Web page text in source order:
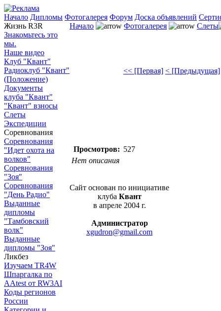
Начало Дипломы Фотогалерея Форум Доска объявлений
Жизнь R3R
Знакомьтесь это
мы.
Наше видео
Клуб "Квант"
Радиоклуб "Квант"
(Положение)
Документы
клуба "Квант"
"Квант" взносы
Слеты
Экспедиции
Соревнования
Соревнования
"Идет охота на
волков"
Соревнования
"Зоя"
Соревнования
"День Радио"
Выданные
дипломы
"Тамбовский
волк"
Выданные
дипломы "Зоя"
Ликбез
Изучаем TR4W
Шпаргалка по
AAtest от RW3AI
Коды регионов
России
Начало Фотогалерея Слеты
<< [Первая] < [Предыдущая]
Просмотров: 527
Нет описания
Сайт основан по инициативе
клуба Квант
в апреле 2004 г.
Администратор
xgudron@gmail.com